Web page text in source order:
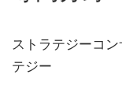
ストラテジーコ
テジー